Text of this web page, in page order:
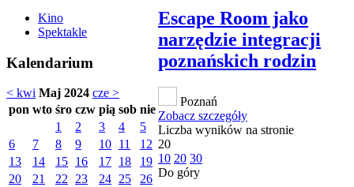
Kino
Spektakle
Kalendarium
< kwi Maj 2024 cze >
pon wto śro czw pią sob nie
1
2 3 4
5
6
7 8 9 10 11
12
13
14 15 16 17 18
19
20
21 22 23 24 25
26
Escape Room jako
narzędzie integracji
poznańskich rodzin
Poznań
Zobacz szczegóły
Liczba wyników na stronie
20
10 20 30
Do góry